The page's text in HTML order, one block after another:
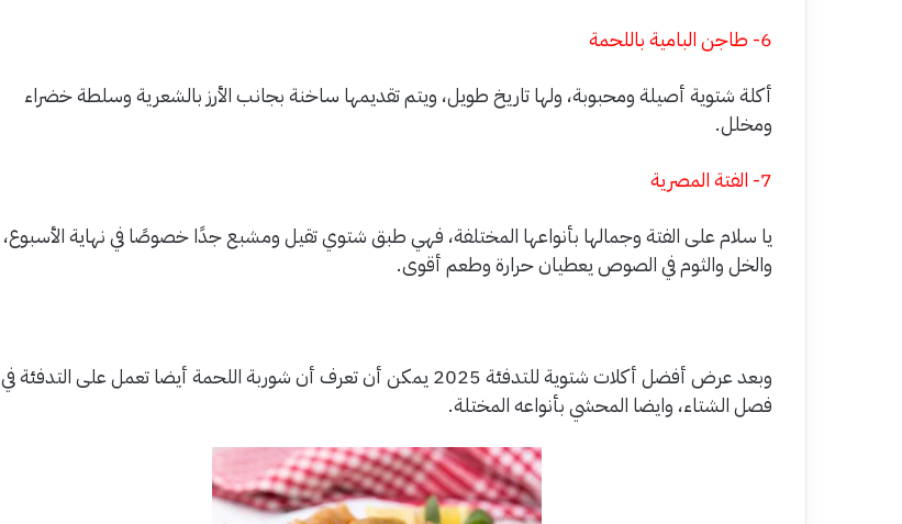
6- طاجن البامية باللحمة
أكلة شتوية أصيلة ومحبوبة، ولها تاريخ طويل، ويتم تقديمها ساخنة بجانب الأرز بالشعرية وسلطة خضراء
ومخلل.
7- الفتة المصرية
يا سلام على الفتة وجمالها بأنواعها المختلفة، فهي طبق شتوي تقيل ومشبع جدًا خصوصًا في نهاية الأسبوع،
والخل والثوم في الصوص يعطيان حرارة وطعم أقوى.
وبعد عرض أفضل أكلات شتوية للتدفئة 2025 يمكن أن تعرف أن شوربة اللحمة أيضا تعمل على التدفئة في
فصل الشتاء، وايضا المحشي بأنواعه المختلة.